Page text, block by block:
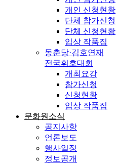
개인 신청현황
단체 참가신청
단체 신청현황
입상 작품집
동춘당·김호연재
전국휘호대회
개최요강
참가신청
신청현황
입상 작품집
문화원소식
공지사항
언론보도
행사일정
정보공개